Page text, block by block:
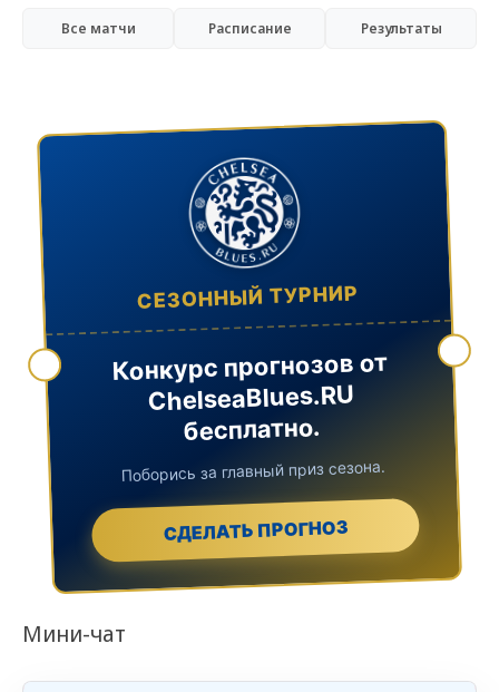
Все матчи Расписание Результаты
СЕЗОННЫЙ ТУРНИР
Конкурс прогнозов от
ChelseaBlues.RU
бесплатно.
Поборись за главный приз сезона.
СДЕЛАТЬ ПРОГНОЗ
Мини-чат